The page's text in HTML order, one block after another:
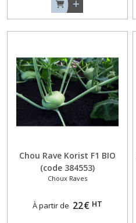
Chou Rave Korist F1 BIO
(code 384553)
Choux Raves
À partir de 22€ HT